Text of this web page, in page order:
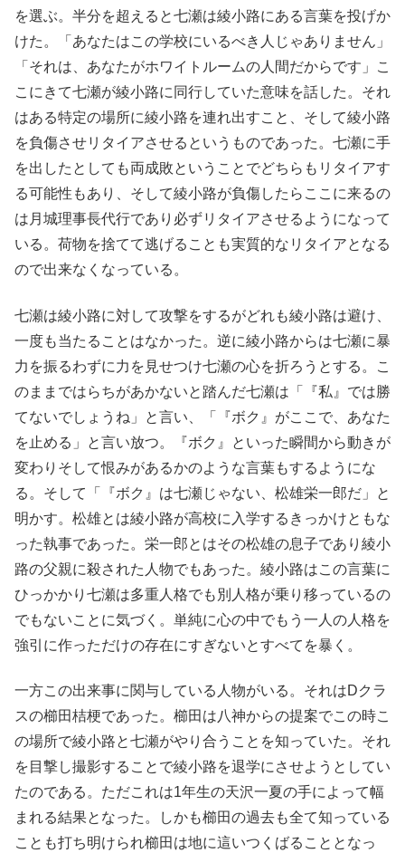
を選ぶ。半分を超えると七瀬は綾小路にある言葉を投げか
けた。「あなたはこの学校にいるべき人じゃありません」
「それは、あなたがホワイトルームの人間だからです」こ
こにきて七瀬が綾小路に同行していた意味を話した。それ
はある特定の場所に綾小路を連れ出すこと、そして綾小路
を負傷させリタイアさせるというものであった。七瀬に手
を出したとしても両成敗ということでどちらもリタイアす
る可能性もあり、そして綾小路が負傷したらここに来るの
は月城理事長代行であり必ずリタイアさせるようになって
いる。荷物を捨てて逃げることも実質的なリタイアとなる
ので出来なくなっている。
七瀬は綾小路に対して攻撃をするがどれも綾小路は避け、
一度も当たることはなかった。逆に綾小路からは七瀬に暴
力を振るわずに力を見せつけ七瀬の心を折ろうとする。こ
のままではらちがあかないと踏んだ七瀬は「『私』では勝
てないでしょうね」と言い、「『ボク』がここで、あなた
を止める」と言い放つ。『ボク』といった瞬間から動きが
変わりそして恨みがあるかのような言葉もするようにな
る。そして「『ボク』は七瀬じゃない、松雄栄一郎だ」と
明かす。松雄とは綾小路が高校に入学するきっかけともな
った執事であった。栄一郎とはその松雄の息子であり綾小
路の父親に殺された人物でもあった。綾小路はこの言葉に
ひっかかり七瀬は多重人格でも別人格が乗り移っているの
でもないことに気づく。単純に心の中でもう一人の人格を
強引に作っただけの存在にすぎないとすべてを暴く。
一方この出来事に関与している人物がいる。それはDクラ
スの櫛田桔梗であった。櫛田は八神からの提案でこの時こ
の場所で綾小路と七瀬がやり合うことを知っていた。それ
を目撃し撮影することで綾小路を退学にさせようとしてい
たのである。ただこれは1年生の天沢一夏の手によって幅
まれる結果となった。しかも櫛田の過去も全て知っている
ことも打ち明けられ櫛田は地に這いつくばることとなっ